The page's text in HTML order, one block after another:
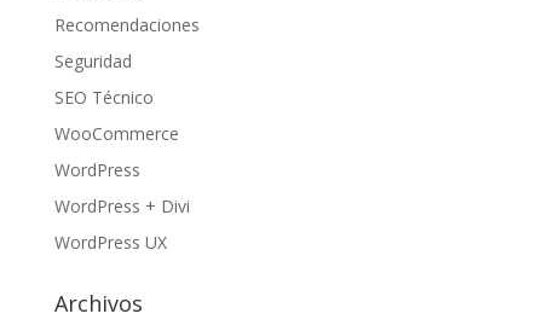
Recomendaciones
Seguridad
SEO Técnico
WooCommerce
WordPress
WordPress + Divi
WordPress UX
Archivos